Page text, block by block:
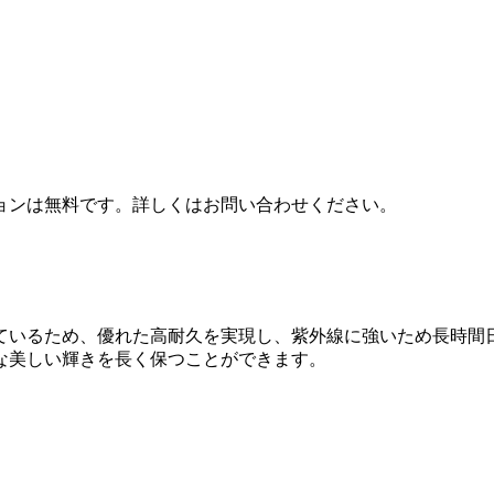
は無料です。詳しくはお問い合わせください。
るため、優れた高耐久を実現し、紫外線に強いため長時
しい輝きを長く保つことができます。